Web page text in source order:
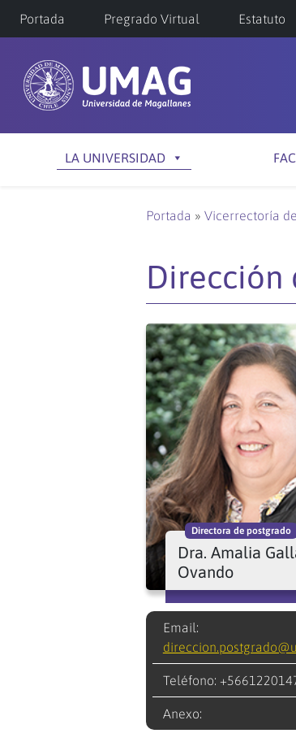
Portada Pregrado Virtual Estatuto
LA UNIVERSIDAD
Portada » Vicerrectoría
Dirección
Directora de postgrado
Dra. Amalia
Ovando
Email:
Teléfono:
Anexo: